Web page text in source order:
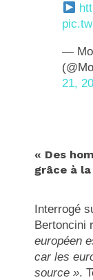
—
21,
« Des
grâce à
Interrogé
Bertoncini
européen
car les
source ».